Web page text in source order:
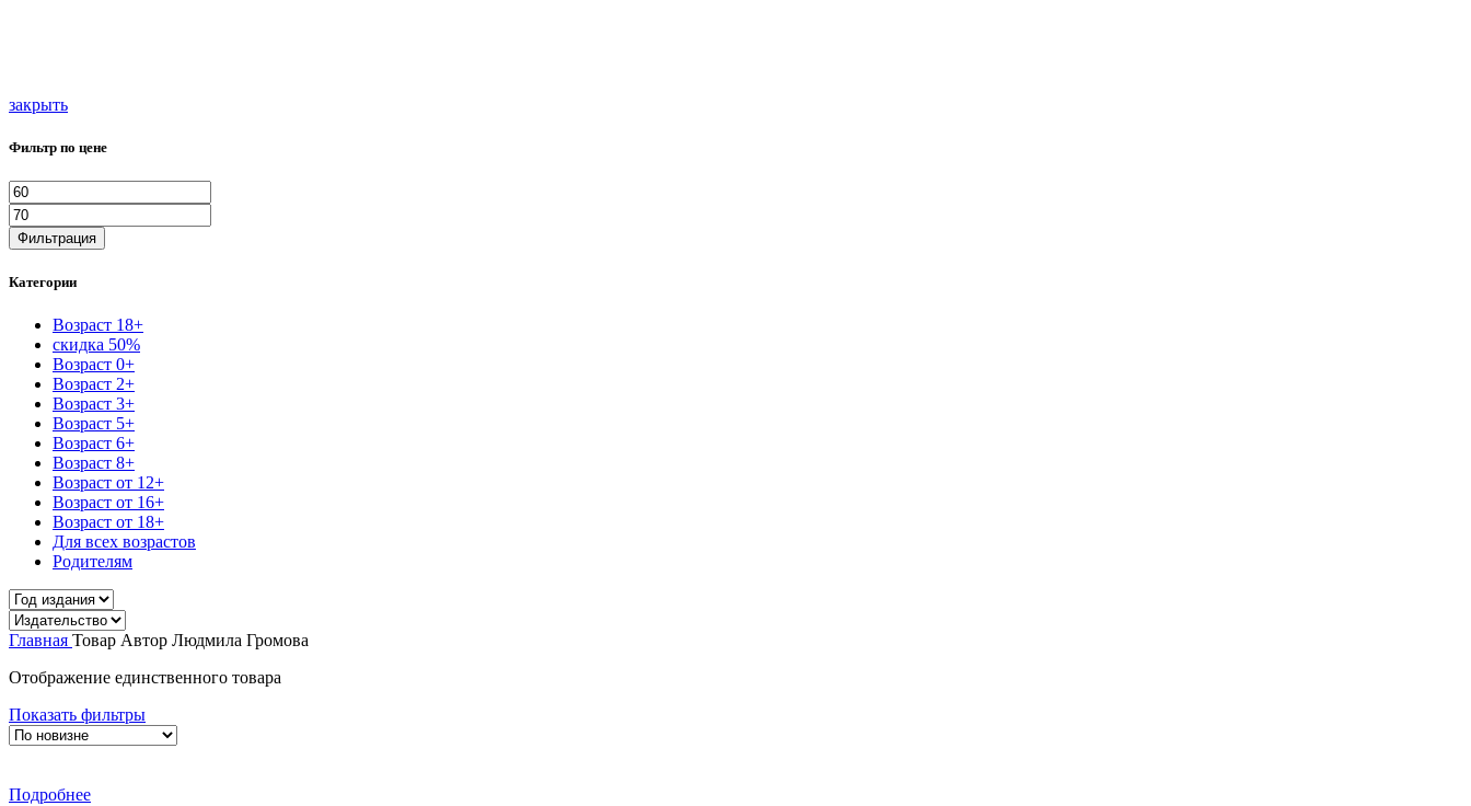
закрыть
Фильтр по цене
Минимальная
цена
цена
Фильтрация
Категории
Возраст 18+
скидка 50%
Возраст 0+
Возраст 2+
Возраст 3+
Возраст 5+
Возраст 6+
Возраст 8+
Возраст от 12+
Возраст от 16+
Возраст от 18+
Для всех возрастов
Родителям
Главная Товар Автор Людмила Громова
Отображение единственного товара
Показать фильтры
Подробнее